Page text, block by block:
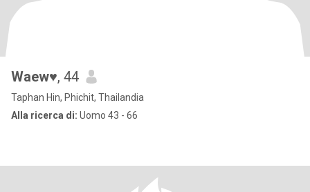
Waew♥️, 44
Taphan Hin, Phichit, Thailandia
Alla ricerca di: Uomo 43 - 66